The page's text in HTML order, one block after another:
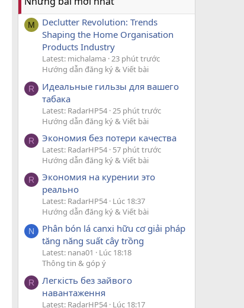
M
Declutter Revolution: Trends
Shaping the Home Organisation
Products Industry
Latest: michalama 23 phút trước
Hướng dẫn đăng ký & Viết bài
R
Идеальные гильзы для вашего
табака
Latest: RadarHP54 25 phút trước
Hướng dẫn đăng ký & Viết bài
R Экономия без потери качества
Latest: RadarHP54 57 phút trước
Hướng dẫn đăng ký & Viết bài
R
Экономия на курении это
реально
Latest: RadarHP54 Lúc 18:37
Hướng dẫn đăng ký & Viết bài
N
Phân bón lá canxi hữu cơ giải pháp
tăng năng suất cây trồng
Latest: nana01
Lúc 18:18
Thông tin & góp ý
R
Легкість без зайвого
навантаження
Latest: RadarHP54 Lúc 18:17